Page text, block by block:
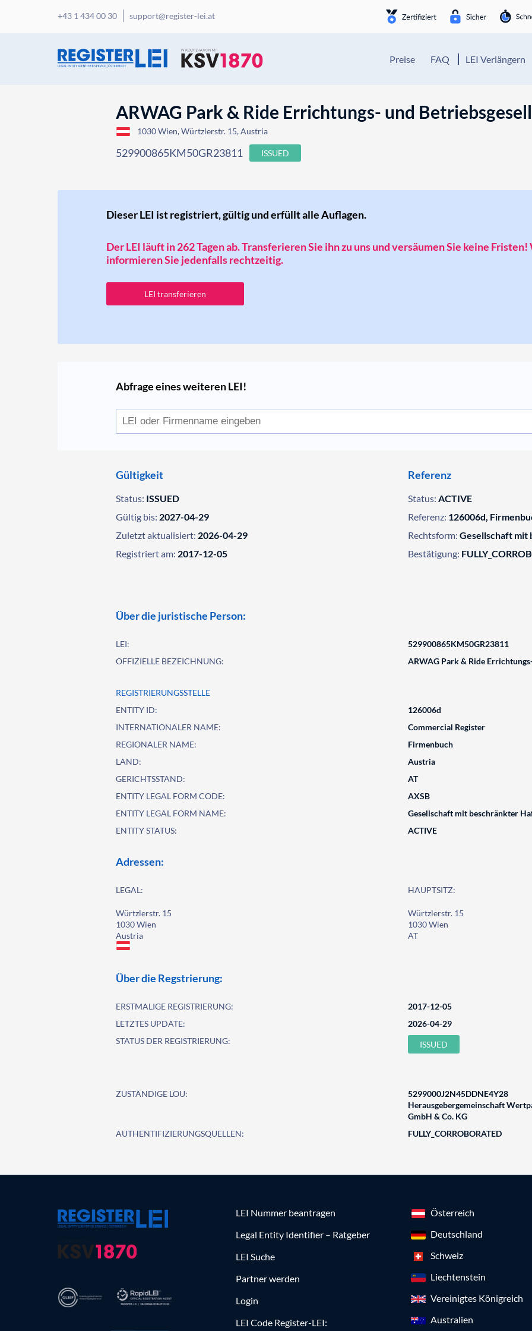
+43 1 434 00 30 support@register-lei.at
Preise FAQ LEI Verlängern
ARWAG Park & Ride Errichtungs- und
1030 Wien, Würtzlerstr. 15, Austria
529900865KM50GR23811 ISSUED
Dieser LEI ist registriert, gültig und erfüllt alle Auflagen.
Der LEI läuft in 262 Tagen ab. Transferieren Sie ihn zu uns und versäumen Sie keine
informieren Sie jedenfalls rechtzeitig.
LEI transferieren
Abfrage eines weiteren LEI!
Gültigkeit
Status: ISSUED
Gültig bis: 2027-04-29
Zuletzt aktualisiert: 2026-04-29
Registriert am: 2017-12-05
Referenz
Status: ACTIVE
Referenz: 126006d,
Rechtsform: Gesellschaft mit
Bestätigung:
Über die juristische Person:
LEI:
529900865KM50GR23811
OFFIZIELLE BEZEICHNUNG:
ARWAG Park & Ride
REGISTRIERUNGSSTELLE
ENTITY ID:
126006d
INTERNATIONALER NAME:
Commercial Register
REGIONALER NAME:
Firmenbuch
LAND:
Austria
GERICHTSSTAND:
AT
ENTITY LEGAL FORM CODE:
AXSB
ENTITY LEGAL FORM NAME:
Gesellschaft mit beschränkter
ENTITY STATUS:
ACTIVE
Adressen:
LEGAL:
Würtzlerstr. 15
1030 Wien
Austria
HAUPTSITZ:
Würtzlerstr. 15
1030 Wien
AT
Über die Regstrierung:
ERSTMALIGE REGISTRIERUNG:
2017-12-05
LETZTES UPDATE:
2026-04-29
STATUS DER REGISTRIERUNG:
ISSUED
ZUSTÄNDIGE LOU:
5299000J2N45DDNE4Y28
Herausgebergemeinschaft
GmbH & Co. KG
AUTHENTIFIZIERUNGSQUELLEN:
FULLY_CORROBORATED
LEI Nummer beantragen
Legal Entity Identifier – Ratgeber
LEI Suche
Partner werden
Login
LEI Code Register-LEI:
Österreich
Deutschland
Schweiz
Liechtenstein
Vereinigtes Königreich
Australien